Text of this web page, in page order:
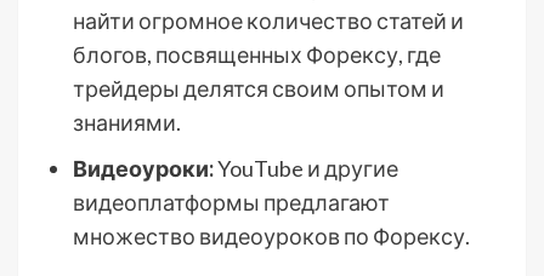
найти огромное количество статей и
блогов, посвященных Форексу, где
трейдеры делятся своим опытом и
знаниями.
Видеоуроки:YouTube и другие
видеоплатформы предлагают
множество видеоуроков по Форексу.